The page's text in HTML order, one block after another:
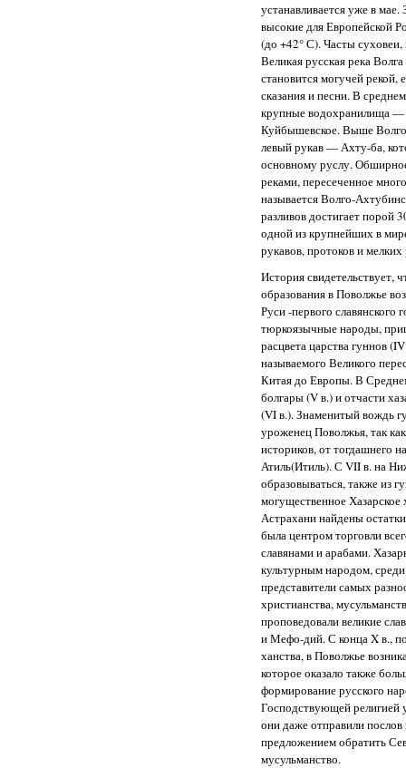
устанавливается уже в
высокие для Европейской
(до +42° С). Часты
Великая русская река
становится могучей
сказания и песни. В
крупные водохранилища —
Куйбышевское. Выше
левый рукав — Ахту-ба,
основному руслу.
реками, пересеченное
называется Волго-
разливов достигает порой
одной из крупнейших в
рукавов, протоков и мелких
История свидетельствует,
образования в Поволжье
Руси -первого славянского
тюркоязычные народы,
расцвета царства гуннов
называемого Великого
Китая до Европы. В
болгары (V в.) и отчасти
(VI в.). Знаменитый вождь
уроженец Поволжья, так
историков, от тогдашнего
Атиль(Итиль). С VII в. на
образовываться, также из
могущественное Хазарское
Астрахани найдены
была центром торговли
славянами и арабами.
культурным народом,
представители самых
христианства,
проповедовали великие
и Мефо-дий. С конца X в.,
ханства, в Поволжье
которое оказало также
формирование русского
Господствующей религией
они даже отправили
предложением обратить
мусульманство.